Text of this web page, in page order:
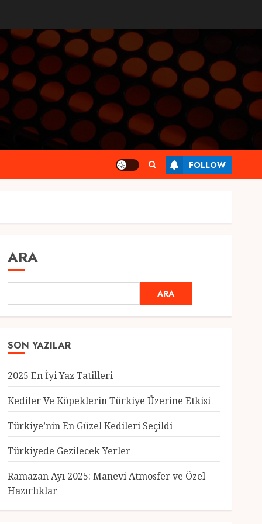
FOLLOW
ARA
ARA
SON YAZILAR
2025 En İyi Yaz Tatilleri
Kediler Ve Köpeklerin Türkiye Üzerine Etkisi
Türkiye’nin En Güzel Kedileri Seçildi
Türkiyede Gezilecek Yerler
Ramazan Ayı 2025: Manevi Atmosfer ve Özel
Hazırlıklar
3
Genel
Türkiye’nin En Güzel
Kedileri Seçildi